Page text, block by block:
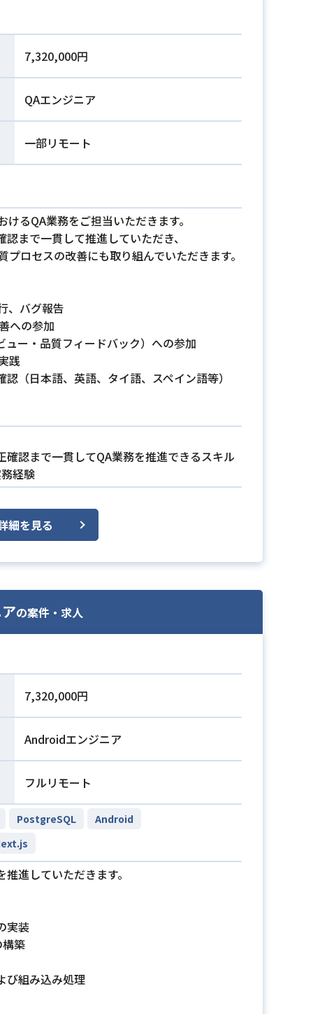
7,320,000円
QAエンジニア
一部リモート
るQA業務をご担当いただきます。
まで一貫して推進していただき、
ロセスの改善にも取り組んでいただきます。
、バグ報告
への参加
ー・品質フィードバック）への参加
践
（日本語、英語、タイ語、スペイン語等）
認まで一貫してQA業務を推進できるスキル
経験
細を見る
の案件・求人
7,320,000円
Androidエンジニア
フルリモート
PostgreSQL
Android
進していただきます。
実装
築
び組み込み処理